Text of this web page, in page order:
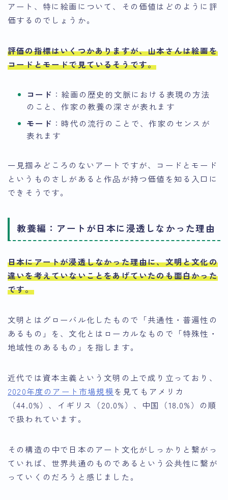
アート、特に絵画について、その価値はどのように評
価するのでしょうか。
評価の指標はいくつかありますが、山本さんは絵画を
コードとモードで見ているそうです。
コード ：絵画の歴史的文脈における表現の方法
のこと、作家の教養の深さが表れます
モード ：時代の流行のことで、作家のセンスが
表れます
一見掴みどころのないアートですが、コードとモード
というものさしがあると作品が持つ価値を知る入口に
できそうです。
教養編：アートが日本に浸透しなかった理由
日本にアートが浸透しなかった理由に、文明と文化の
違いを考えていないことをあげていたのも面白かった
です。
文明とはグローバル化したもので「共通性・普遍性の
あるもの」を、文化とはローカルなもので「特殊性・
地域性のあるもの」を指します。
近代では資本主義という文明の上で成り立っており、
2020年度のアート市場規模を見てもアメリカ
（44.0%）、イギリス（20.0%）、中国（18.0%）の順
で扱われています。
その構造の中で日本のアート文化がしっかりと繋がっ
ていれば、世界共通のものであるという公共性に繋が
っていくのだろうと感じました。